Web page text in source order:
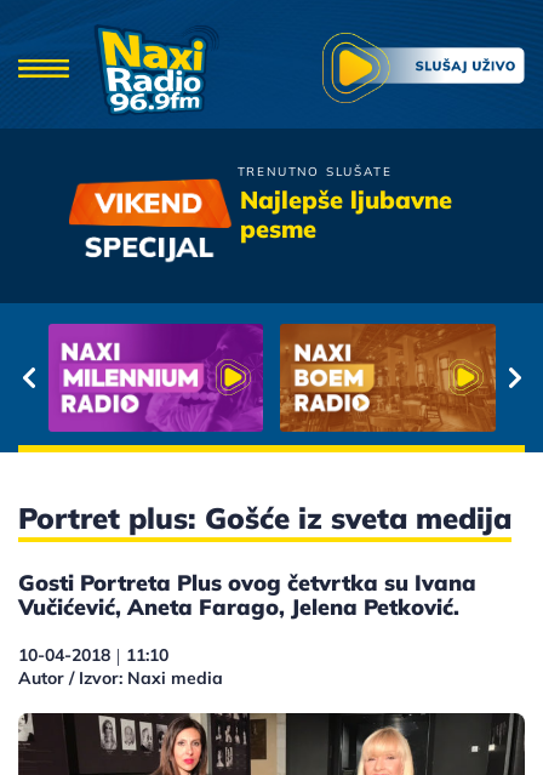
TRENUTNO SLUŠATE
Najlepše ljubavne
pesme
Djavoli
Portret plus: Gošće iz sveta medija
Gosti Portreta Plus ovog četvrtka su Ivana
Vučićević, Aneta Farago, Jelena Petković.
10-04-2018 | 11:10
Autor / Izvor: Naxi media